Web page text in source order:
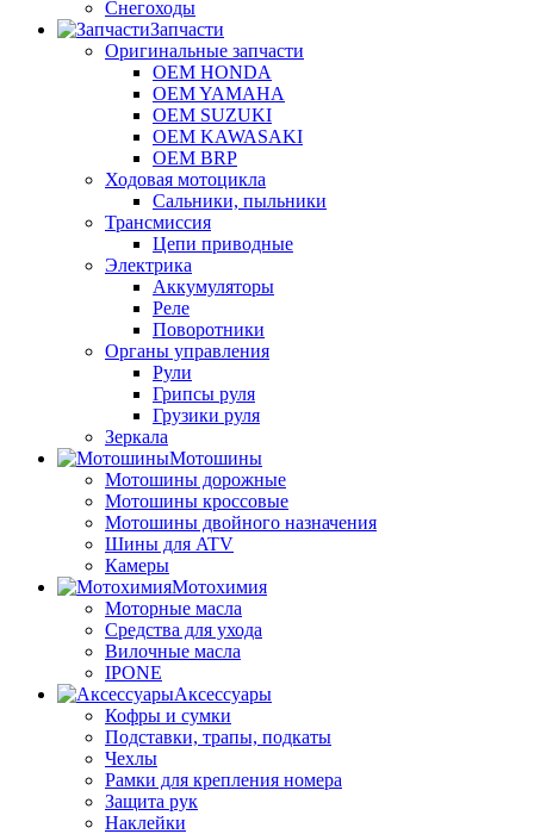
Снегоходы
Запчасти
Оригинальные запчасти
OEM HONDA
OEM YAMAHA
OEM SUZUKI
OEM KAWASAKI
OEM BRP
Ходовая мотоцикла
Сальники, пыльники
Трансмиссия
Цепи приводные
Электрика
Аккумуляторы
Реле
Поворотники
Органы управления
Рули
Грипсы руля
Грузики руля
Зеркала
Мотошины
Мотошины дорожные
Мотошины кроссовые
Мотошины двойного назначения
Шины для ATV
Камеры
Мотохимия
Моторные масла
Средства для ухода
Вилочные масла
IPONE
Аксессуары
Кофры и сумки
Подставки, трапы, подкаты
Чехлы
Рамки для крепления номера
Защита рук
Наклейки